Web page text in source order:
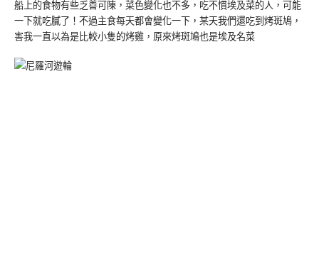
船上的食物有些乏善可陳，菜色變化也不多，吃不慣埃及菜的人，可能
一下就吃膩了！不過主食每天都會變化一下，某天我們還吃到烤斑鳩，
害我一直以為是比較小隻的烤雞，原來烤斑鳩也是埃及名菜